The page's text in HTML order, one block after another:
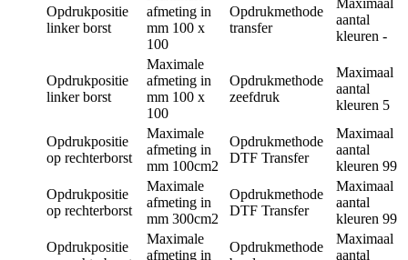
Opdrukpositie
linker borst
afmeting in
mm 100 x
100
Opdrukmethode
transfer
Maximaal
aantal
kleuren -
Opdrukpositie
linker borst
Maximale
afmeting in
mm 100 x
100
Opdrukmethode
zeefdruk
Maximaal
aantal
kleuren 5
Opdrukpositie
op rechterborst
Maximale
afmeting in
mm 100cm2
Opdrukmethode
DTF Transfer
Maximaal
aantal
kleuren 99
Opdrukpositie
op rechterborst
Maximale
afmeting in
mm 300cm2
Opdrukmethode
DTF Transfer
Maximaal
aantal
kleuren 99
Opdrukpositie
Maximale
afmeting in
Opdrukmethode
Maximaal
aantal